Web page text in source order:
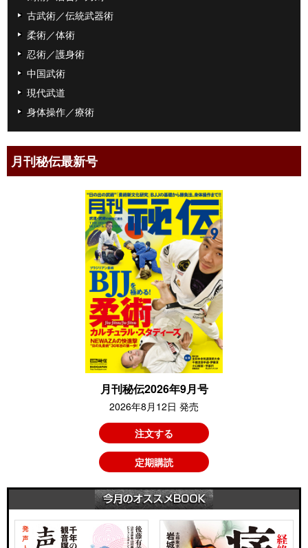
古武術／伝統武器術
柔術／体術
忍術／護身術
中国武術
現代武道
身体操作／療術
月刊秘伝最新号
月刊秘伝2026年9月号
2026年8月12日 発売
注文する
定期購読